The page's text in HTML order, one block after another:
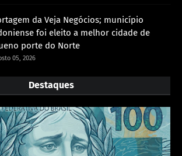
da Veja Negócios; município
foi eleito a melhor cidade de
porte do Norte
05, 2026
Destaques